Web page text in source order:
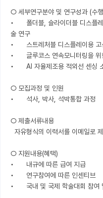
반도체 아카데미
재팬라운지 🌸
○ 세부연구분야 및 연구성과 (수
•	폴더블, 슬라이더블 디스플레이용 고경도 고유연 커버윈도우 소재 기
술 연구
•	스트레처블 디스플레이용 고신축성 점접착제 소재 기술 연구
•	글루코스 연속모니터링을 위한 마이크로니들 바이오센서 기술 연구
•	AI 자율제조용 적외선 센싱 소재 연구
○ 모집과정 및 인원
•	석사, 박사, 석박통합 과정
○ 제출서류내용
○ 지원내용(혜택)
•	내규에 따른 급여 지급
•	연구참여에 따른 인센티브
•	국내 및 국제 학술대회 참여 및 발표